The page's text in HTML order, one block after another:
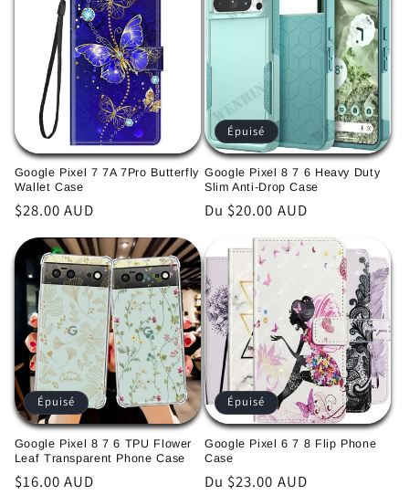
Google Pixel 7 7A 7Pro Butterfly
Wallet Case
Prix
$28.00 AUD
Épuisé
Google Pixel 8 7 6 Heavy Duty
Slim Anti-Drop Case
Prix
Du $20.00 AUD
Épuisé
Google Pixel 8 7 6 TPU Flower
Leaf Transparent Phone Case
Prix
$16.00 AUD
Épuisé
Google Pixel 6 7 8 Flip Phone
Case
Prix
Du $23.00 AUD